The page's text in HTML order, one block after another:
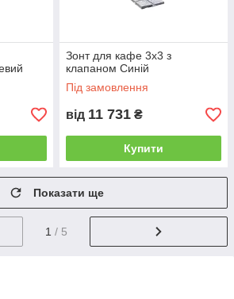
Зонт для кафе 3х3 з
клапаном Синій
Під замовлення
від 11 731 ₴
Купити
Показати ще
1 / 5